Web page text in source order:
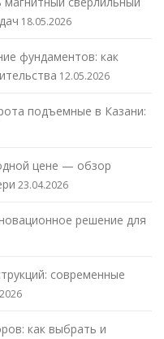
18.05.2026
фундаментов: как
12.05.2026
подъемные в Казани:
цене — обзор
23.04.2026
решение для
современные
как выбрать и